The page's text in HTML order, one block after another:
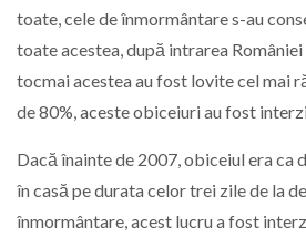
toate, cele de înmormântare s-au
toate acestea, după intrarea
tocmai acestea au fost lovite cel mai
de 80%, aceste obiceiuri au fost
Dacă înainte de 2007, obiceiul era ca
în casă pe durata celor trei zile de la
înmormântare, acest lucru a fost